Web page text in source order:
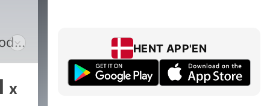
x
HENT APP'EN